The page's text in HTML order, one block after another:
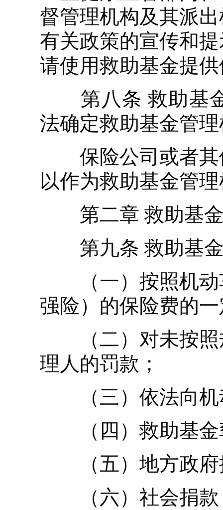
督管理机构及其派
有关政策的宣传和
请使用救助基金提
第八条 救助基金
法确定救助基金管
保险公司或者其
以作为救助基金管
第二章 救助基
第九条 救助基金
（一）按照机动
强险）的保险费的
（二）对未按照
理人的罚款；
（三）依法向机
（四）救助基金
（五）地方政府
（六）社会捐款